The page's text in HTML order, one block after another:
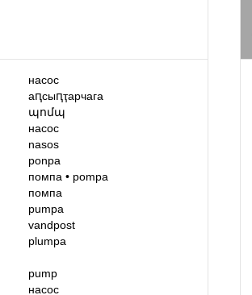
насос
аԥсыԥҭарчага
պոմպ
насос
nasos
ponpa
помпа • pompa
помпа
pumpa
vandpost
plumpa
pump
насос